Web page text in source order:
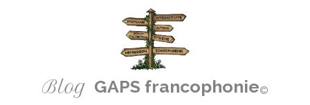
Blog GAPS francophonie©️